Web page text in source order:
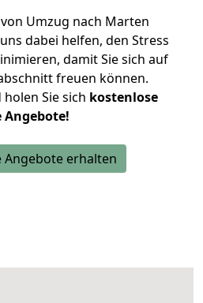
Umzug nach Marten
dabei helfen, den Stress
damit Sie sich auf
freuen können.
Sie sich kostenlose
Angebote erhalten